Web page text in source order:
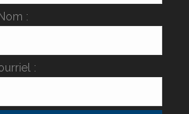
Nom :
: